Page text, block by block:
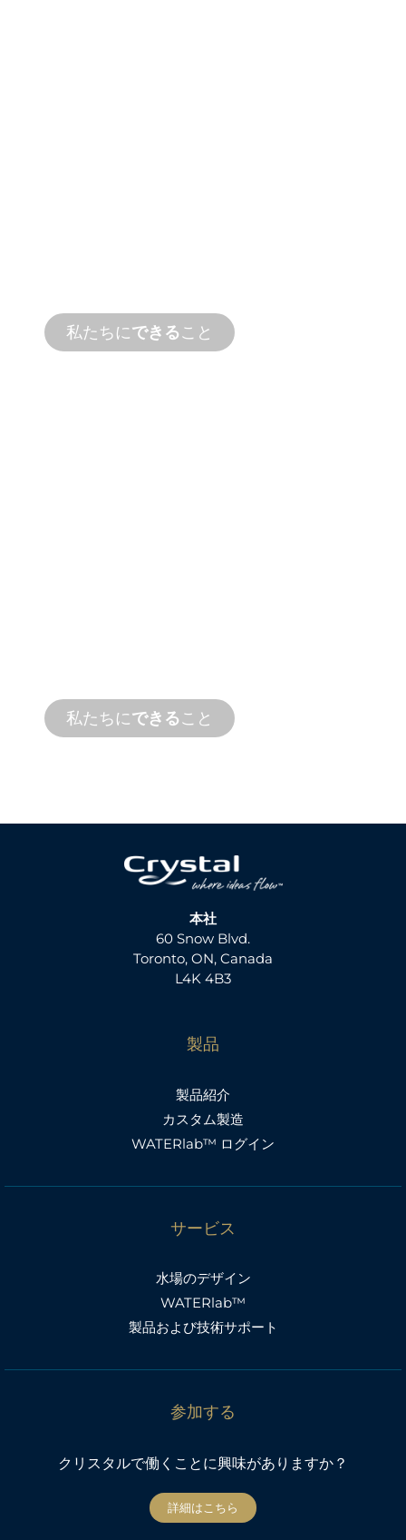
私たちにできること
私たちにできること
本社
60 Snow Blvd.
Toronto, ON, Canada
L4K 4B3
製品
製品紹介
カスタム製造
WATERlab™ ログイン
サービス
水場のデザイン
WATERlab™
製品および技術サポート
参加する
クリスタルで働くことに興味がありますか？
詳細はこちら